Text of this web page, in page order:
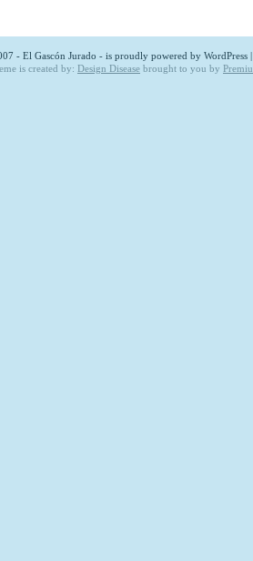
- El Gascón Jurado - is proudly powered by WordPress |
is created by: Design Disease brought to you by